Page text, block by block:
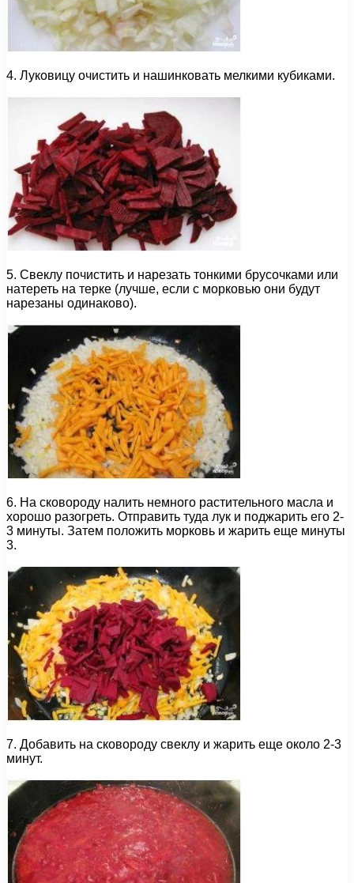
4. Луковицу очистить и нашинковать мелкими кубиками.
5. Свеклу почистить и нарезать тонкими брусочками или
натереть на терке (лучше, если с морковью они будут
нарезаны одинаково).
6. На сковороду налить немного растительного масла и
хорошо разогреть. Отправить туда лук и поджарить его 2-
3 минуты. Затем положить морковь и жарить еще минуты
3.
7. Добавить на сковороду свеклу и жарить еще около 2-3
минут.